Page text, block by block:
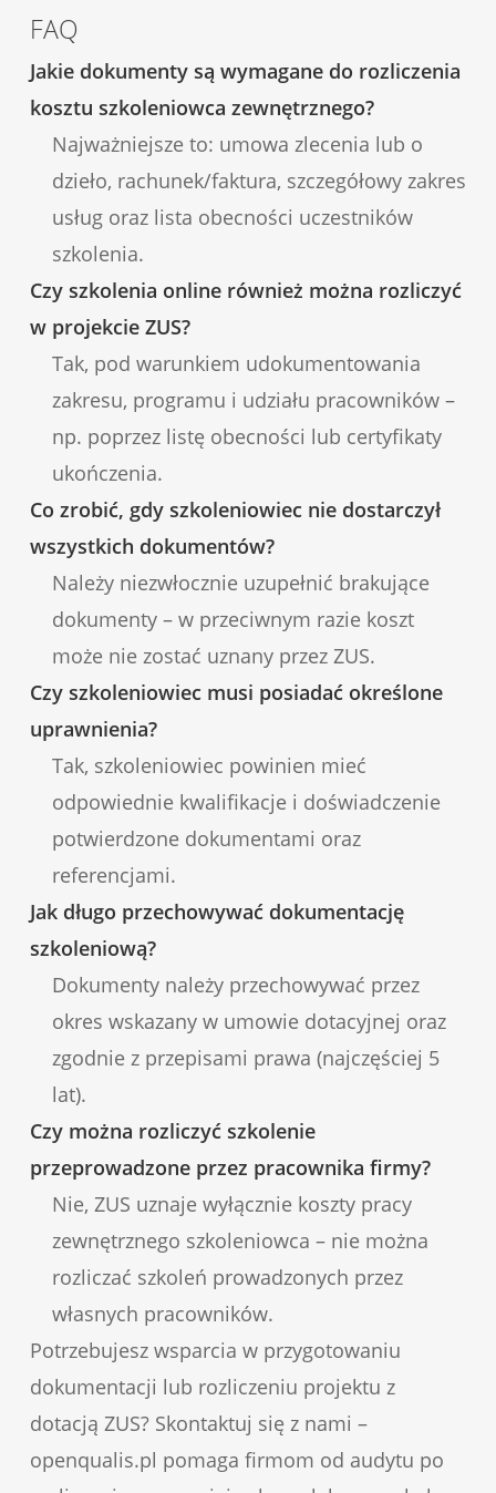
FAQ
Jakie dokumenty są wymagane do rozliczenia
kosztu szkoleniowca zewnętrznego?
Najważniejsze to: umowa zlecenia lub o
dzieło, rachunek/faktura, szczegółowy zakres
usług oraz lista obecności uczestników
szkolenia.
Czy szkolenia online również można rozliczyć
w projekcie ZUS?
Tak, pod warunkiem udokumentowania
zakresu, programu i udziału pracowników –
np. poprzez listę obecności lub certyfikaty
ukończenia.
Co zrobić, gdy szkoleniowiec nie dostarczył
wszystkich dokumentów?
Należy niezwłocznie uzupełnić brakujące
dokumenty – w przeciwnym razie koszt
może nie zostać uznany przez ZUS.
Czy szkoleniowiec musi posiadać określone
uprawnienia?
Tak, szkoleniowiec powinien mieć
odpowiednie kwalifikacje i doświadczenie
potwierdzone dokumentami oraz
referencjami.
Jak długo przechowywać dokumentację
szkoleniową?
Dokumenty należy przechowywać przez
okres wskazany w umowie dotacyjnej oraz
zgodnie z przepisami prawa (najczęściej 5
lat).
Czy można rozliczyć szkolenie
przeprowadzone przez pracownika firmy?
Nie, ZUS uznaje wyłącznie koszty pracy
zewnętrznego szkoleniowca – nie można
rozliczać szkoleń prowadzonych przez
własnych pracowników.
Potrzebujesz wsparcia w przygotowaniu
dokumentacji lub rozliczeniu projektu z
dotacją ZUS? Skontaktuj się z nami –
openqualis.pl pomaga firmom od audytu po